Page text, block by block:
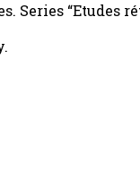
Series “Etudes